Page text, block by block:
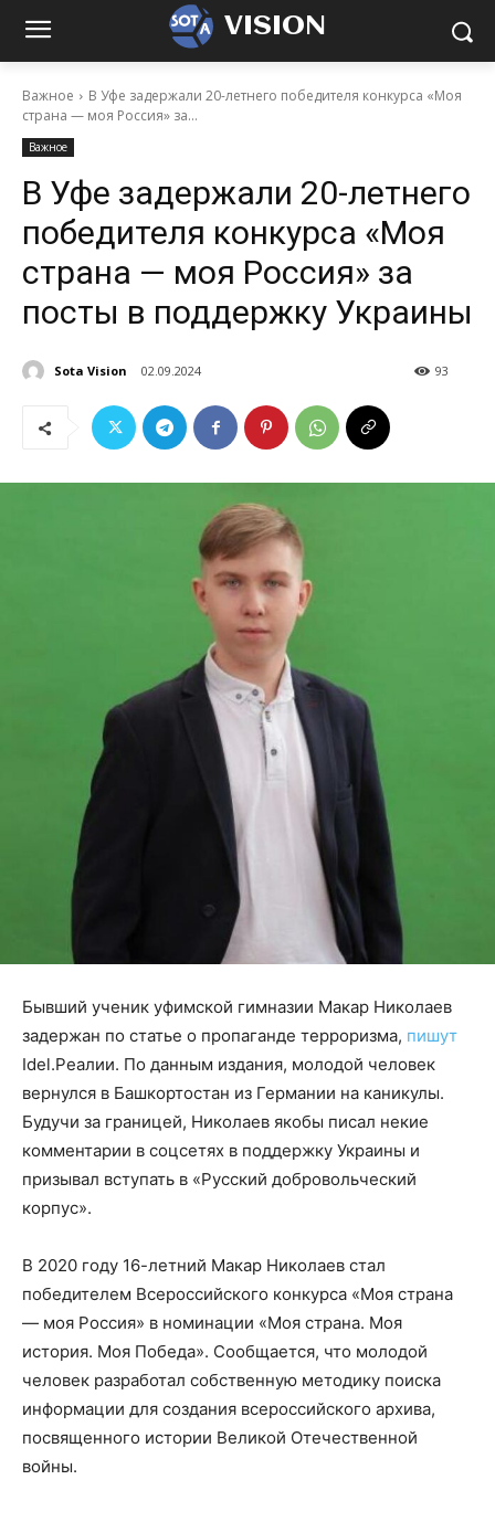
VISION
Важное
В Уфе задержали 20-летнего победителя конкурса «Моя
страна — моя Россия» за...
Важное
В Уфе задержали 20-летнего
победителя конкурса «Моя
страна — моя Россия» за
посты в поддержку Украины
Sota Vision 02.09.2024 93
Бывший ученик уфимской гимназии Макар Николаев
задержан по статье о пропаганде терроризма, пишут
Idel.Реалии. По данным издания, молодой человек
вернулся в Башкортостан из Германии на каникулы.
Будучи за границей, Николаев якобы писал некие
комментарии в соцсетях в поддержку Украины и
призывал вступать в «Русский добровольческий
корпус».
В 2020 году 16-летний Макар Николаев стал
победителем Всероссийского конкурса «Моя страна
— моя Россия» в номинации «Моя страна. Моя
история. Моя Победа». Сообщается, что молодой
человек разработал собственную методику поиска
информации для создания всероссийского архива,
посвященного истории Великой Отечественной
войны.